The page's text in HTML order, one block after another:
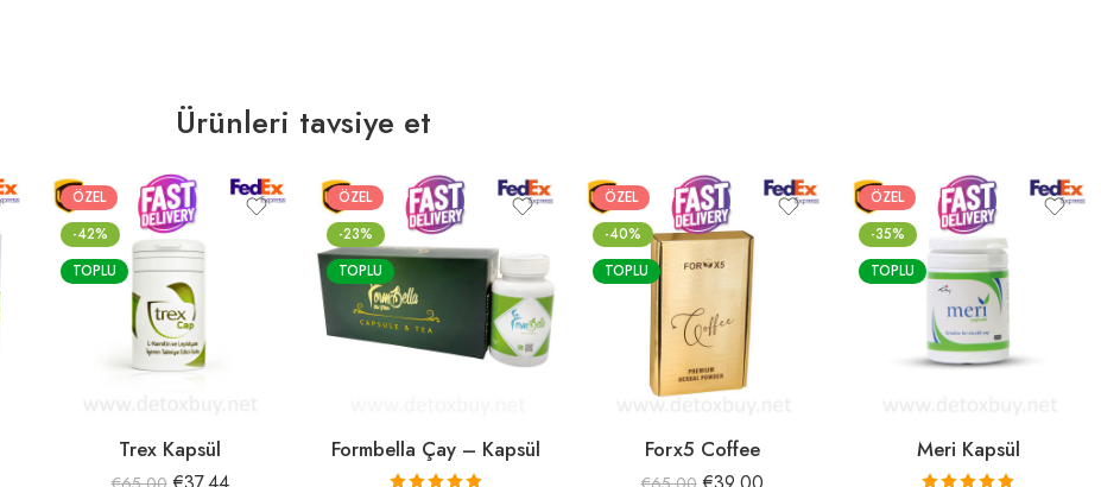
Ürünleri tavsiye et
ÖZEL
-42%
TOPLU
Trex Kapsül
ÖZEL
-23%
TOPLU
Formbella Çay – Kapsül
ÖZEL
-40%
TOPLU
Forx5 Coffee
ÖZEL
-35%
TOPLU
Meri Kapsül